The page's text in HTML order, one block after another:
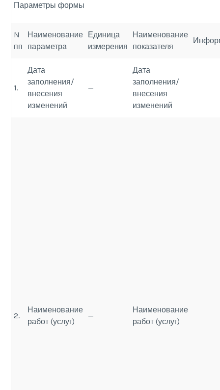
Параметры формы
N
пп
Наименование
параметра
Единица
измерения
Наименование
показателя
1.
Дата
заполнения/
внесения
изменений
—
Дата
заполнения/
внесения
изменений
2.
Наименование
работ (услуг)
—
Наименование
работ (услуг)